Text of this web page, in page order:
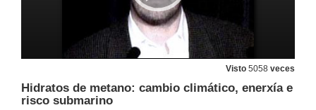
Visto 5058 veces
Hidratos de metano: cambio climático, enerxía e
risco submarino
27 de abr. de 2009